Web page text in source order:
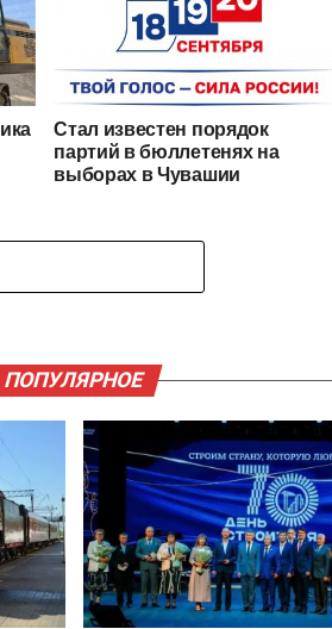
Стал известен порядок
партий в бюллетенях на
выборах в Чувашии
ПОПУЛЯРНОЕ